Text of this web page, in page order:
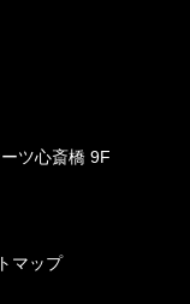
ツ心斎橋 9F
マップ